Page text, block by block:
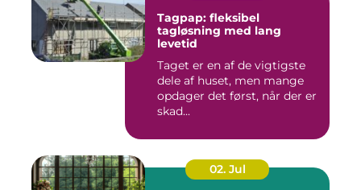
Tagpap: fleksibel
tagløsning med lang
levetid
Taget er en af de vigtigste
dele af huset, men mange
opdager det først, når der er
skad...
02. Jul